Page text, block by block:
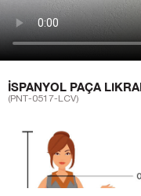
İSPANYOL PAÇA
(PNT-0517-LCV)